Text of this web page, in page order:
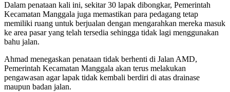
Dalam penataan kali ini, sekitar 30 lapak dibongkar, Pemerintah
Kecamatan Manggala juga memastikan para pedagang tetap
memiliki ruang untuk berjualan dengan mengarahkan mereka masuk
ke area pasar yang telah tersedia sehingga tidak lagi menggunakan
bahu jalan.
Ahmad menegaskan penataan tidak berhenti di Jalan AMD,
Pemerintah Kecamatan Manggala akan terus melakukan
pengawasan agar lapak tidak kembali berdiri di atas drainase
maupun badan jalan.